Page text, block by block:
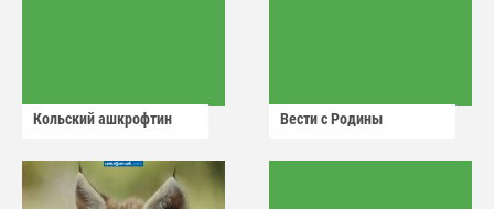
Кольский ашкрофтин Вести с Родины